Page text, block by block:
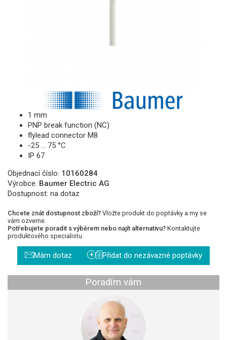
1 mm
PNP break function (NC)
flylead connector M8
-25 … 75 °C
IP 67
Objednací číslo: 10160284
Výrobce: Baumer Electric AG
Dostupnost: na dotaz
Chcete znát dostupnost zboží? Vložte produkt do poptávky a my se
vám ozveme.
Potřebujete poradit s výběrem nebo najít alternativu? Kontaktujte
produktového specialistu.
Mám dotaz + Přidat do nezávazné poptávky
Poradím vám